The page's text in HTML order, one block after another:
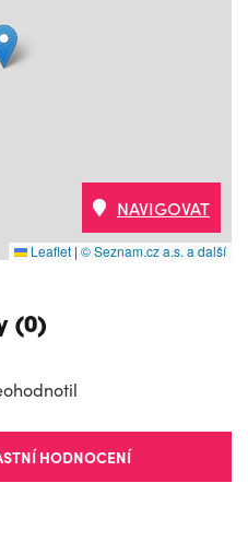
Leaflet | © Seznam.cz a.s. a další
NAVIGOVAT
(0)
HODNOCENÍ